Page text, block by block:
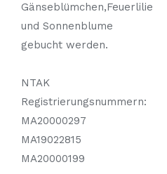
Gänseblümchen,Feuerlilie
und Sonnenblume
gebucht werden.
NTAK
Registrierungsnummern:
MA20000297
MA19022815
MA20000199